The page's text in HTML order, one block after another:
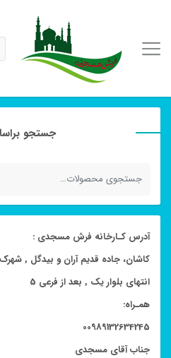
جستجو
جستجو
آدرس کـارخانه فرش مسجدی :
کاشان، جاده قدیم آران و بیدگل ,
انتهای بلوار یک , بعد از فرعی 5
همـراه:
00989132634245
جناب آقای مسجدی